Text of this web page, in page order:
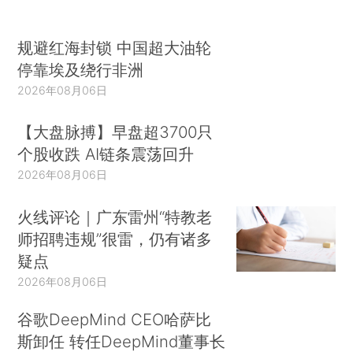
规避红海封锁 中国超大油轮
停靠埃及绕行非洲
2026年08月06日
【大盘脉搏】早盘超3700只
个股收跌 AI链条震荡回升
2026年08月06日
火线评论｜广东雷州“特教老
师招聘违规”很雷，仍有诸多
疑点
2026年08月06日
谷歌DeepMind CEO哈萨比
斯卸任 转任DeepMind董事长